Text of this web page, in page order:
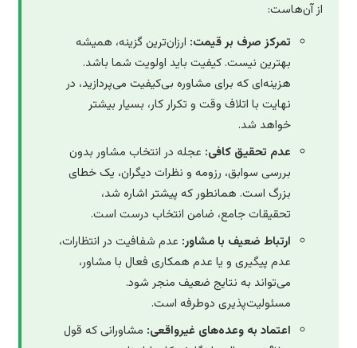
از آن‌هاست:
تمرکز صرف بر قیمت:ارزان‌ترین گزینه، همیشه
بهترین نیست. کیفیت باید اولویت شما باشد.
هزینه‌ای که برای مشاوره بی‌کیفیت می‌پردازید، در
نهایت با اتلاف وقت و تکرار کار، بسیار بیشتر
خواهد شد.
عدم تحقیق کافی:عجله در انتخاب مشاور بدون
بررسی سوابق، رزومه و نظرات دیگران، یک خطای
بزرگ است. همانطور که پیشتر اشاره شد،
تحقیقات جامع، ضامن انتخاب درست است.
ارتباط ضعیف با مشاور:عدم شفافیت در انتظارات،
عدم پیگیری و یا عدم همکاری فعال با مشاور،
می‌تواند به نتایج ضعیف منجر شود.
مسئولیت‌پذیری دوطرفه است.
اعتماد به وعده‌های غیرواقعی:مشاورانی که قول